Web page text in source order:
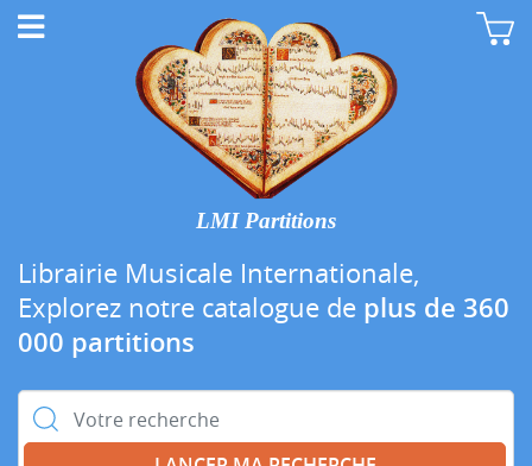
LMI Partitions
Librairie Musicale Internationale,
Explorez notre catalogue de plus de 360
000 partitions
Rechercher :